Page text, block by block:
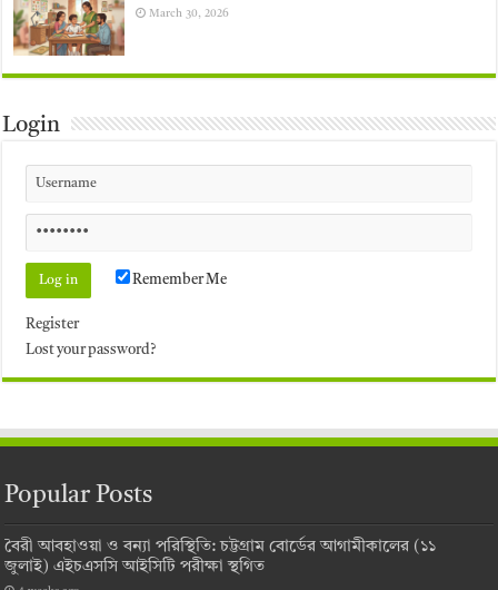
March 30, 2026
Login
Remember Me
Register
Lost your password?
Popular Posts
বৈরী আবহাওয়া ও বন্যা পরিস্থিতি: চট্টগ্রাম বোর্ডের আগামীকালের (১১
জুলাই) এইচএসসি আইসিটি পরীক্ষা স্থগিত